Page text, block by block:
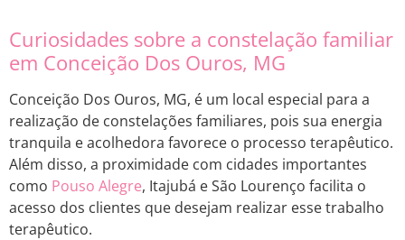
Curiosidades sobre a constelação familiar
em Conceição Dos Ouros, MG
Conceição Dos Ouros, MG, é um local especial para a
realização de constelações familiares, pois sua energia
tranquila e acolhedora favorece o processo terapêutico.
Além disso, a proximidade com cidades importantes
como Pouso Alegre, Itajubá e São Lourenço facilita o
acesso dos clientes que desejam realizar esse trabalho
terapêutico.